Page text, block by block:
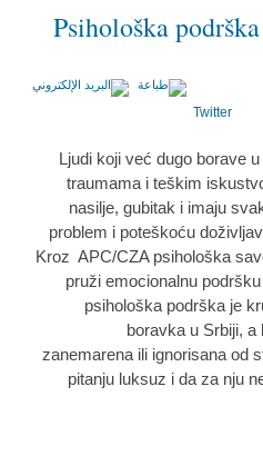
Psihološka
Twitter
Ljudi koji već dugo borave
traumama i teškim
nasilje, gubitak i imaju
problem i poteškoću
Kroz APC/CZA psihološka
pruži emocionalnu
psihološka podrška je
boravka u Srbiji,
zanemarena ili ignorisana od
pitanju luksuz i da za nju